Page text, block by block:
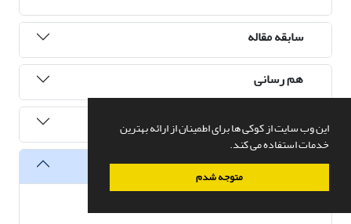
این وب سایت از کوکی ها برای اطمینان از ارائه بهترین
خدمات استفاده می کند.
متوجه شدم
سابقه مقاله
هم رسانی
ارجاع به این مقاله
آمار